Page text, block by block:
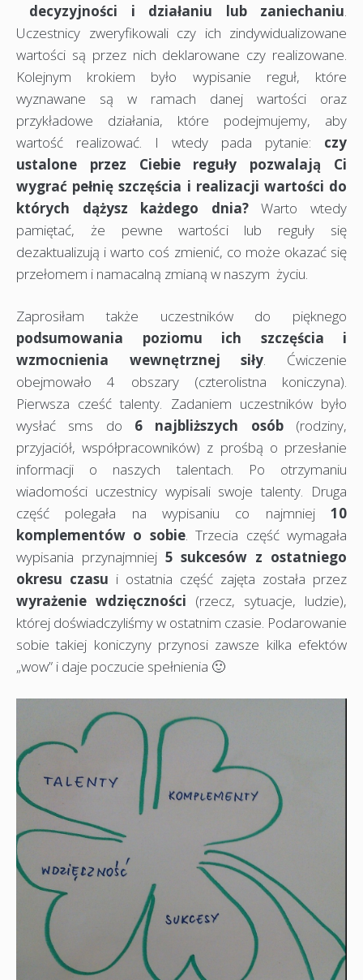
decyzyjności i działaniu lub zaniechaniu
Uczestnicy zweryfikowali czy ich zindywidualizowane
wartości są przez nich deklarowane czy realizowane.
Kolejnym krokiem było wypisanie reguł, które
wyznawane są w ramach danej wartości oraz
przykładowe działania, które podejmujemy, aby
wartość realizować. I wtedy pada pytanie: czy
ustalone przez Ciebie reguły pozwalają Ci
wygrać pełnię szczęścia i realizacji wartości do
których dążysz każdego dnia?Warto wtedy
pamiętać, że pewne wartości lub reguły się
dezaktualizują i warto coś zmienić, co może okazać się
przełomem i namacalną zmianą w naszym życiu.
Zaprosiłam także uczestników do pięknego
podsumowania poziomu ich szczęścia i
wzmocnienia wewnętrznej siły. Ćwiczenie
obejmowało 4 obszary (czterolistna koniczyna).
Pierwsza cześć talenty. Zadaniem uczestników było
wysłać sms do 6 najbliższych osób(rodziny,
przyjaciół, współpracowników) z prośbą o przesłanie
informacji o naszych talentach. Po otrzymaniu
wiadomości uczestnicy wypisali swoje talenty. Druga
część polegała na wypisaniu co najmniej 10
komplementów o sobie. Trzecia część wymagała
wypisania przynajmniej 5 sukcesów z ostatniego
okresu czasu i ostatnia część zajęta została przez
wyrażenie wdzięczności (rzecz, sytuacje, ludzie),
której doświadczyliśmy w ostatnim czasie. Podarowanie
sobie takiej koniczyny przynosi zawsze kilka efektów
„wow” i daje poczucie spełnienia 🙂